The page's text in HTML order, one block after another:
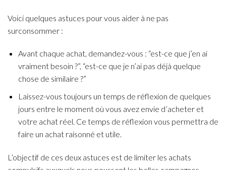
Voici quelques astuces pour vous aider à ne pas
surconsommer :
Avant chaque achat, demandez-vous : “est-ce que j’en ai
vraiment besoin ?”, “est-ce que je n’ai pas déjà quelque
chose de similaire ?”
Laissez-vous toujours un temps de réflexion de quelques
jours entre le moment où vous avez envie d’acheter et
votre achat réel. Ce temps de réflexion vous permettra de
faire un achat raisonné et utile.
L’objectif de ces deux astuces est de limiter les achats